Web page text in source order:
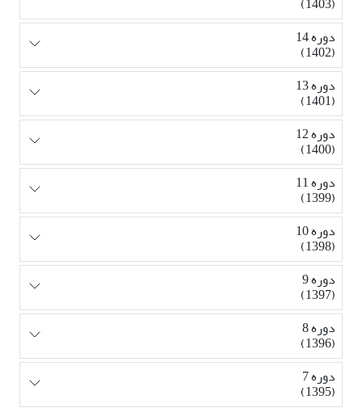
دوره 14
(1402)
دوره 13
(1401)
دوره 12
(1400)
دوره 11
(1399)
دوره 10
(1398)
دوره 9
(1397)
دوره 8
(1396)
دوره 7
(1395)